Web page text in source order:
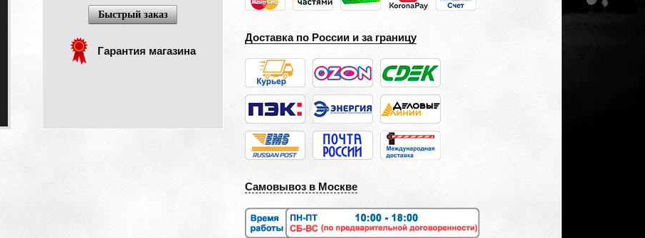
Быстрый заказ
Гарантия магазина
Доставка по России и за границу
Самовывоз в Москве